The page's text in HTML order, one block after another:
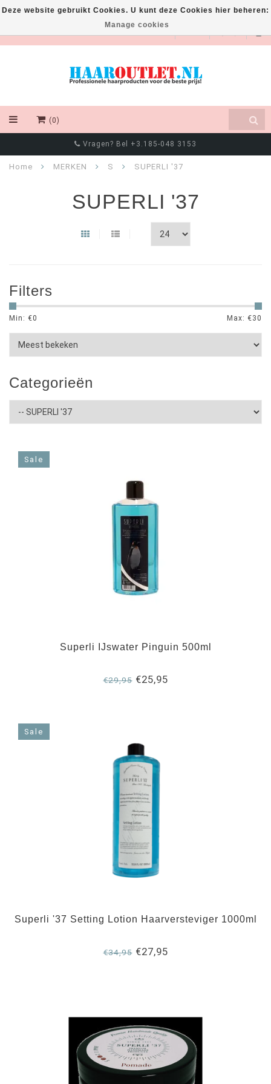
EUR
(0)
Vragen? Bel +3.185-048 3153
Home MERKEN S SUPERLI '37
SUPERLI '37
Filters
Min: €0 Max: €30
Categorieën
Sale
Superli IJswater Pinguin 500ml
€29,95€25,95
Sale
Superli '37 Setting Lotion Haarversteviger 1000ml
€34,95€27,95
Deze website gebruikt Cookies. U kunt deze Cookies hier beheren:
Manage cookies